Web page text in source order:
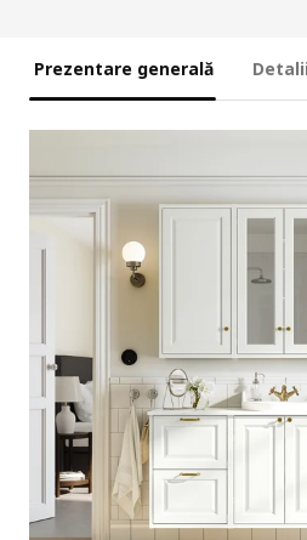
Prezentare generală